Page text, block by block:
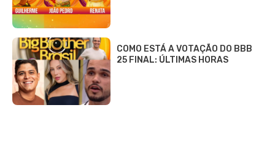
COMO ESTÁ A VOTAÇÃO DO BBB
25 FINAL: ÚLTIMAS HORAS